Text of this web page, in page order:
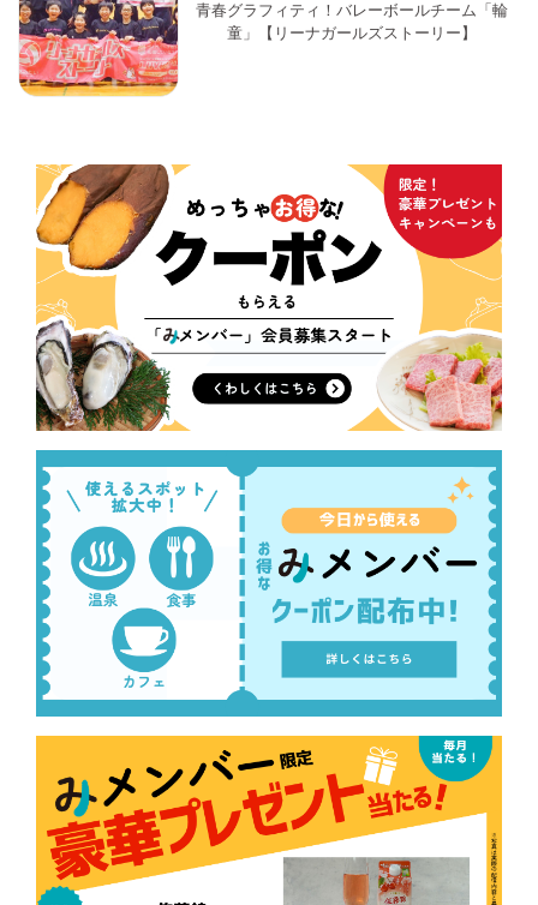
青春グラフィティ！バレーボールチーム「輪
童」【リーナガールズストーリー】